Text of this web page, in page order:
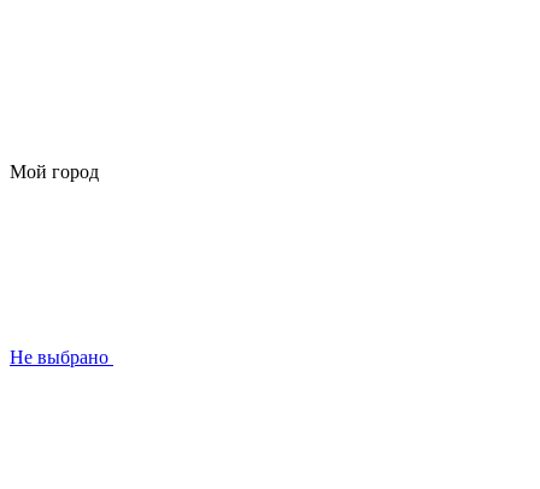
Мой город
Не выбрано